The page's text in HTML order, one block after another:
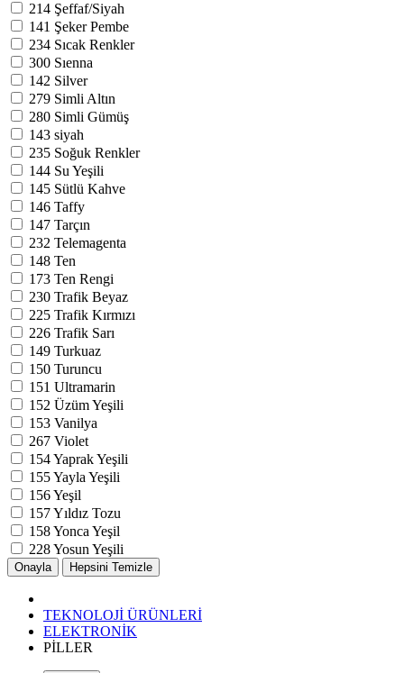
214 Şeffaf/Siyah
141 Şeker Pembe
234 Sıcak Renkler
300 Sıenna
142 Silver
279 Simli Altın
280 Simli Gümüş
143 siyah
235 Soğuk Renkler
144 Su Yeşili
145 Sütlü Kahve
146 Taffy
147 Tarçın
232 Telemagenta
148 Ten
173 Ten Rengi
230 Trafik Beyaz
225 Trafik Kırmızı
226 Trafik Sarı
149 Turkuaz
150 Turuncu
151 Ultramarin
152 Üzüm Yeşili
153 Vanilya
267 Violet
154Yaprak Yeşili
155Yayla Yeşili
156Yeşil
157Yıldız Tozu
158Yonca Yeşil
228Yosun Yeşili
TEKNOLOJİ ÜRÜNLERİ
ELEKTRONİK
PİLLER